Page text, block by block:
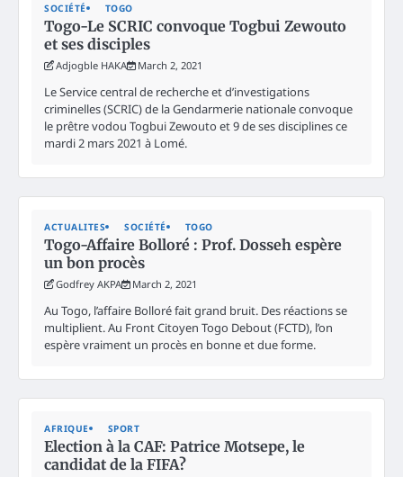
SOCIÉTÉ TOGO
Togo-Le SCRIC convoque Togbui Zewouto
et ses disciples
Adjogble HAKA March 2, 2021
Le Service central de recherche et d’investigations
criminelles (SCRIC) de la Gendarmerie nationale convoque
le prêtre vodou Togbui Zewouto et 9 de ses disciplines ce
mardi 2 mars 2021 à Lomé.
ACTUALITES SOCIÉTÉ TOGO
Togo-Affaire Bolloré : Prof. Dosseh espère
un bon procès
Godfrey AKPA March 2, 2021
Au Togo, l’affaire Bolloré fait grand bruit. Des réactions se
multiplient. Au Front Citoyen Togo Debout (FCTD), l’on
espère vraiment un procès en bonne et due forme.
AFRIQUE SPORT
Election à la CAF: Patrice Motsepe, le
candidat de la FIFA?